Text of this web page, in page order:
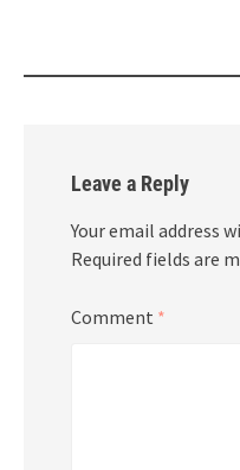
Leave a Reply
Your email address
Required fields are
Comment *